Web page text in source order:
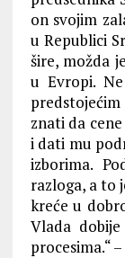
on svojim
u Republici
šire, možda
u Evropi.
znati da
i dati mu
izborima.
razloga, a to
kreće u
Vlada
procesima.“